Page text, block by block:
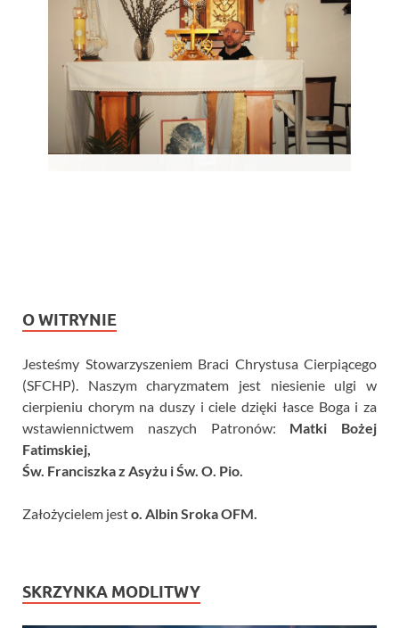
O WITRYNIE
Jesteśmy Stowarzyszeniem Braci Chrystusa Cierpiącego
(SFCHP). Naszym charyzmatem jest niesienie ulgi w
cierpieniu chorym na duszy i ciele dzięki łasce Boga i za
wstawiennictwem naszych Patronów: Matki Bożej
Fatimskiej,
Św. Franciszka z Asyżu i Św. O. Pio.
Założycielem jesto. Albin Sroka OFM.
SKRZYNKA MODLITWY